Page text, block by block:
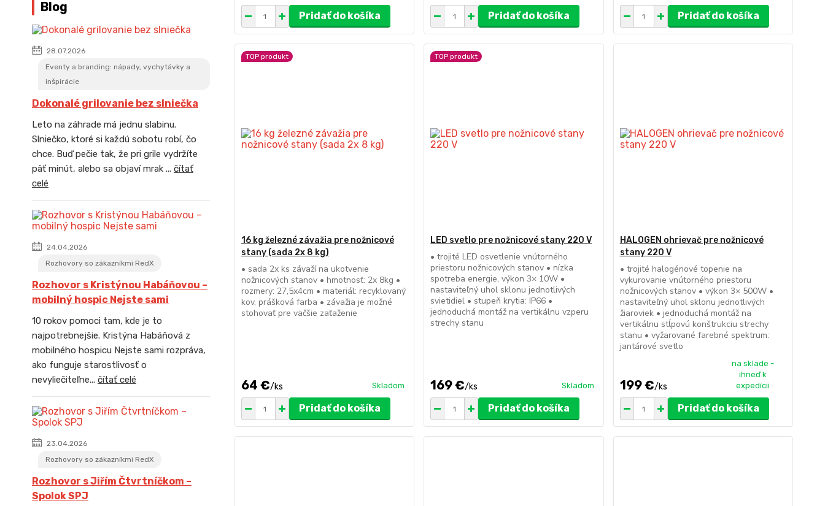
Blog
28.07.2026
Eventy a branding: nápady, vychytávky a
inšpirácie
Dokonalé grilovanie bez slniečka
Leto na záhrade má jednu slabinu.
Slniečko, ktoré si každú sobotu robí, čo
chce. Buď pečie tak, že pri grile vydržíte
päť minút, alebo sa objaví mrak ... čítať
celé
24.04.2026
Rozhovory so zákazníkmi RedX
Rozhovor s Kristýnou Habáňovou –
mobilný hospic Nejste sami
10 rokov pomoci tam, kde je to
najpotrebnejšie. Kristýna Habáňová z
mobilného hospicu Nejste sami rozpráva,
ako funguje starostlivosť o
nevyliečiteľne... čítať celé
23.04.2026
Rozhovory so zákazníkmi RedX
Rozhovor s Jiřím Čtvrtníčkom –
Spolok SPJ
Pridať do košíka Pridať do košíka Pridať do košíka
TOP produkt
16 kg železné závažia pre nožnicové
stany (sada 2x 8 kg)
• sada 2x ks závaží na ukotvenie
nožnicových stanov • hmotnosť: 2x 8kg •
rozmery: 27,5x4cm • materiál: recyklovaný
kov, prášková farba • závažia je možné
stohovať pre väčšie zaťaženie
64 €/ks Skladom
Pridať do košíka
TOP produkt
LED svetlo pre nožnicové stany 220 V
• trojité LED osvetlenie vnútorného
priestoru nožnicových stanov • nízka
spotreba energie, výkon 3× 10W •
nastaviteľný uhol sklonu jednotlivých
svietidiel • stupeň krytia: IP66 •
jednoduchá montáž na vertikálnu vzperu
strechy stanu
169 €/ks Skladom
Pridať do košíka
HALOGEN ohrievač pre nožnicové
stany 220 V
• trojité halogénové topenie na
vykurovanie vnútorného priestoru
nožnicových stanov • výkon 3× 500W •
nastaviteľný uhol sklonu jednotlivých
žiaroviek • jednoduchá montáž na
vertikálnu stĺpovú konštrukciu strechy
stanu • vyžarované farebné spektrum:
jantárové svetlo
199 €/ks
na sklade -
ihneď k
expedícii
Pridať do košíka